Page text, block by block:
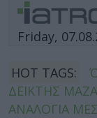
Friday,
HOT TAGS:
ΔΕΙΚΤΗΣ
ΑΝΑΛΟΓΙΑ